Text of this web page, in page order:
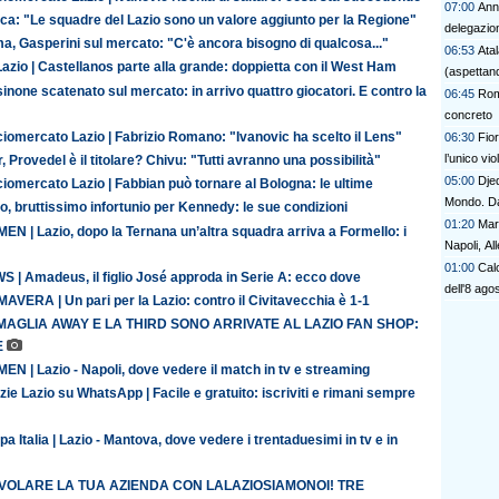
"Le squadre del Lazio sono un valore aggiunto per la Regione"
Gasperini sul mercato: "C'è ancora bisogno di qualcosa..."
| Castellanos parte alla grande: doppietta con il West Ham
scatenato sul mercato: in arrivo quattro giocatori. E contro la
Lazio | Fabrizio Romano: "Ivanovic ha scelto il Lens"
Provedel è il titolare? Chivu: "Tutti avranno una possibilità"
Lazio | Fabbian può tornare al Bologna: le ultime
bruttissimo infortunio per Kennedy: le sue condizioni
| Lazio, dopo la Ternana un’altra squadra arriva a Formello: i
| Amadeus, il figlio José approda in Serie A: ecco dove
| Un pari per la Lazio: contro il Civitavecchia è 1-1
AWAY E LA THIRD SONO ARRIVATE AL LAZIO FAN SHOP:
| Lazio - Napoli, dove vedere il match in tv e streaming
Lazio su WhatsApp | Facile e gratuito: iscriviti e rimani sempre
Italia | Lazio - Mantova, dove vedere i trentaduesimi in tv e in
LA TUA AZIENDA CON LALAZIOSIAMONOI! TRE
07:00
06:53
06:45
concreto
06:30
l’unico
05:00
Mondo.
01:20
Napoli,
01:00
dell'8